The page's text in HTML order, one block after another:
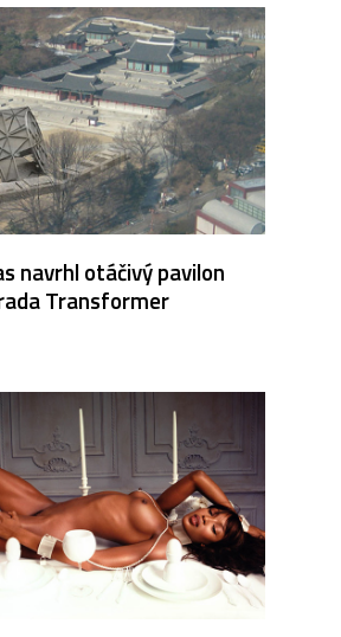
navrhl otáčivý pavilon
Transformer